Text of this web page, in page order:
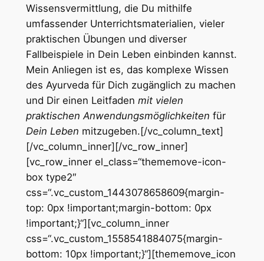
Wissensvermittlung, die Du mithilfe
umfassender Unterrichtsmaterialien, vieler
praktischen Übungen und diverser
Fallbeispiele in Dein Leben einbinden kannst.
Mein Anliegen ist es, das komplexe Wissen
des Ayurveda für Dich zugänglich zu machen
und Dir einen Leitfaden mit vielen
praktischen Anwendungsmöglichkeiten für
Dein Leben mitzugeben.[/vc_column_text]
[/vc_column_inner][/vc_row_inner]
[vc_row_inner el_class=“thememove-icon-
box type2″
css=“.vc_custom_1443078658609{margin-
top: 0px !important;margin-bottom: 0px
!important;}“][vc_column_inner
css=“.vc_custom_1558541884075{margin-
bottom: 10px !important;}“][thememove_icon